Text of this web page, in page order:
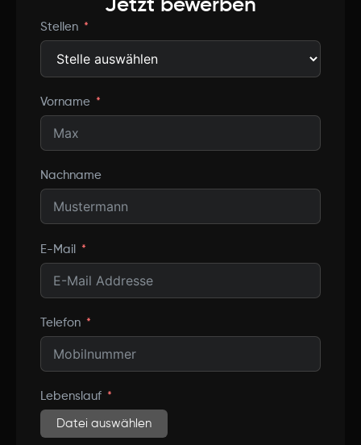
Jetzt bewerben
Stellen
Vorname
Nachname
E-Mail
Telefon
Lebenslauf
Datei auswählen